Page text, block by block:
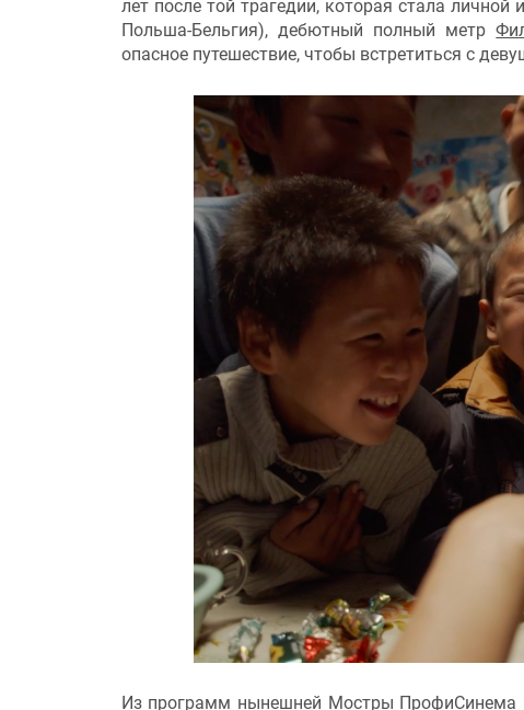
лет после той трагедии, которая стала
Польша-Бельгия), дебютный полный метр
опасное путешествие, чтобы встретиться с
Из программ нынешней Мостры